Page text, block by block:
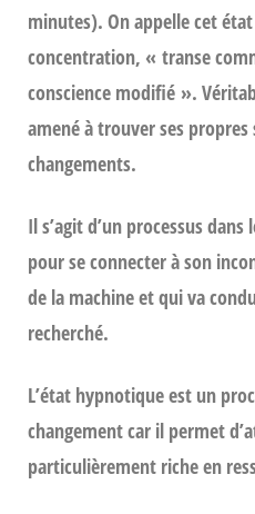
minutes). On appelle cet
concentration, « transe
conscience modifié ».
amené à trouver ses
changements.
Il s’agit d’un processus
pour se connecter à son
de la machine et qui va
recherché.
L’état hypnotique est un
changement car il permet
particulièrement riche en